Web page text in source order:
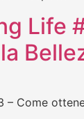
Life
– Come